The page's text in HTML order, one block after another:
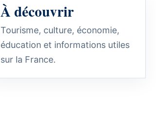
À découvrir
Tourisme, culture, économie,
éducation et informations utiles
sur la France.